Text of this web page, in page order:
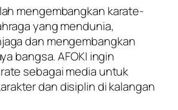
mengembangkan karate-
yang mendunia,
dan mengembangkan
bangsa. AFOKI ingin
sebagai media untuk
dan disiplin di kalangan